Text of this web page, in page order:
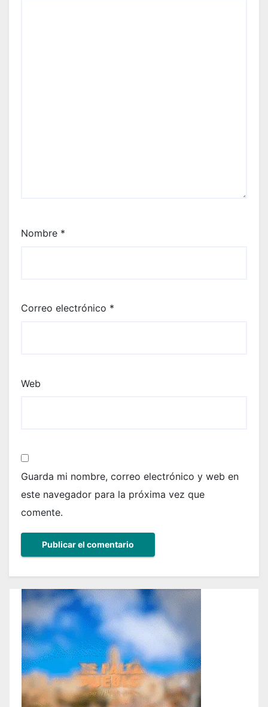
Nombre *
Correo electrónico *
Web
Guarda mi nombre, correo electrónico y web en
este navegador para la próxima vez que
comente.